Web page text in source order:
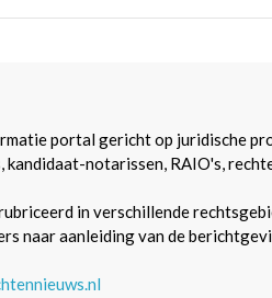
portal gericht op juridische
notarissen, RAIO's,
in verschillende
naar aanleiding van de